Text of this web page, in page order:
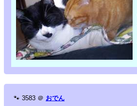
🐾 3583 ＠ おでん